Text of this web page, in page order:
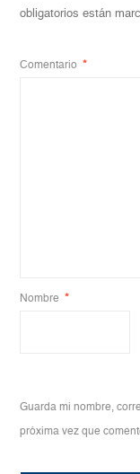
obligatorios están
Comentario *
Nombre *
Guarda mi nombre,
próxima vez que